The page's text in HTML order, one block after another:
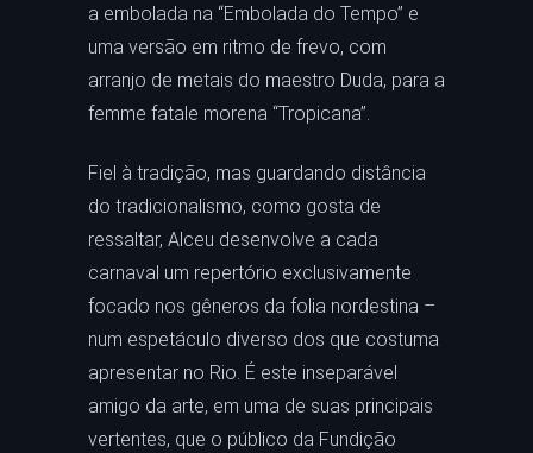
a embolada na “Embolada do Tempo” e
uma versão em ritmo de frevo, com
arranjo de metais do maestro Duda, para a
femme fatale morena “Tropicana”.
Fiel à tradição, mas guardando distância
do tradicionalismo, como gosta de
ressaltar, Alceu desenvolve a cada
carnaval um repertório exclusivamente
focado nos gêneros da folia nordestina –
num espetáculo diverso dos que costuma
apresentar no Rio. É este inseparável
amigo da arte, em uma de suas principais
vertentes, que o público da Fundição